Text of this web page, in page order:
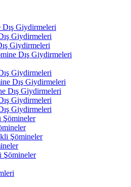
Giydirmeleri
Giydirmeleri
Giydirmeleri
Dış Giydirmeleri
Giydirmeleri
Dış Giydirmeleri
Dış Giydirmeleri
Giydirmeleri
Giydirmeleri
Şömineler
Şömineler
Şömineler